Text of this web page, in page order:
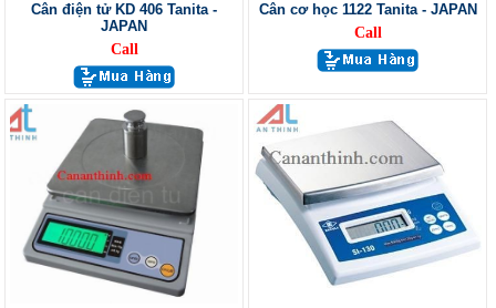
Cân điện tử KD 406 Tanita -
JAPAN
Call
Cân cơ học 1122 Tanita - JAPAN
Call